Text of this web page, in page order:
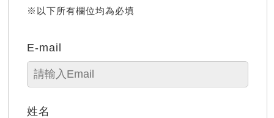
※以下所有欄位均為必填
E-mail
姓名